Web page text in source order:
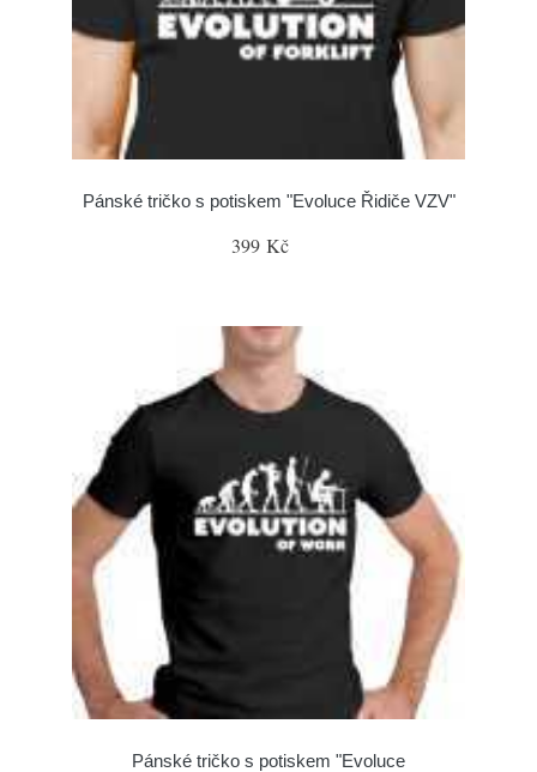
Pánské tričko s potiskem "Evoluce Řidiče VZV"
399 Kč
Pánské tričko s potiskem "Evoluce